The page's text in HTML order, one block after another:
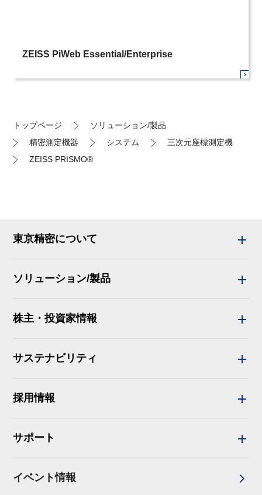
ZEISS PiWeb Essential/Enterprise
トップページ
ソリューション/製品
精密測定機器
システム
三次元座標測定機
ZEISS PRISMO®
東京精密について
ソリューション/製品
株主・投資家情報
サステナビリティ
採用情報
サポート
イベント情報